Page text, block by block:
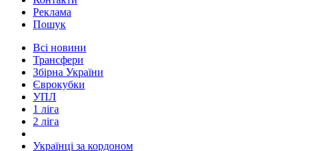
Реклама
Пошук
Всі новини
Трансфери
Збірна України
Єврокубки
УПЛ
1 ліга
2 ліга
Українці за кордоном